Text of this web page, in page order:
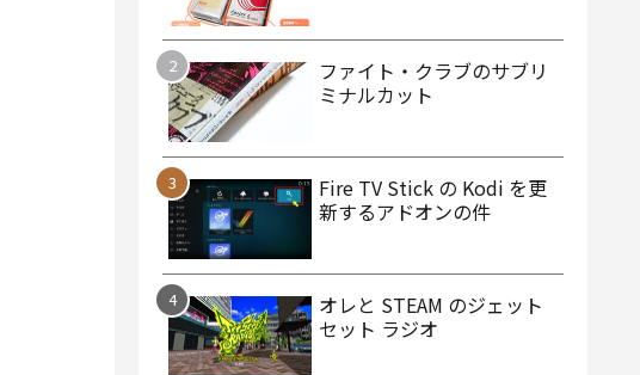
ファイト・クラブのサブリ
ミナルカット
Fire TV Stick の Kodi を更
新するアドオンの件
オレと STEAM のジェット
セット ラジオ